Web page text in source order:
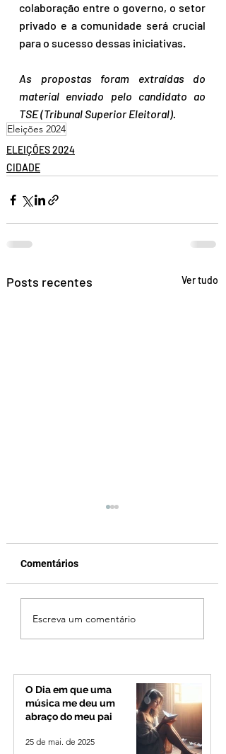
colaboração entre o governo, o setor
privado e a comunidade será crucial
para o sucesso dessas iniciativas.
As propostas foram extraídas do
material enviado pelo candidato ao
TSE (Tribunal Superior Eleitoral).
Eleições 2024
ELEIÇÕES 2024
CIDADE
Posts recentes Ver tudo
atendimentos em
neuropediatria e
especializada para
crianças da cidade e da
região
Comentários
Escreva um comentário
O Dia em que uma
música me deu um
abraço do meu pai
25 de mai. de 2025